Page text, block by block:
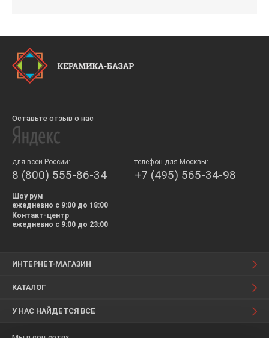
Оставьте отзыв о нас
Мы в соц.сетях
для всей России:
8 (800) 555-86-34
телефон для Москвы:
+7 (495) 565-34-98
Шоу рум
ежедневно с 9:00 до 18:00
Контакт-центр
ежедневно с 9:00 до 23:00
ИНТЕРНЕТ-МАГАЗИН
КАТАЛОГ
У НАС НАЙДЕТСЯ ВСЕ